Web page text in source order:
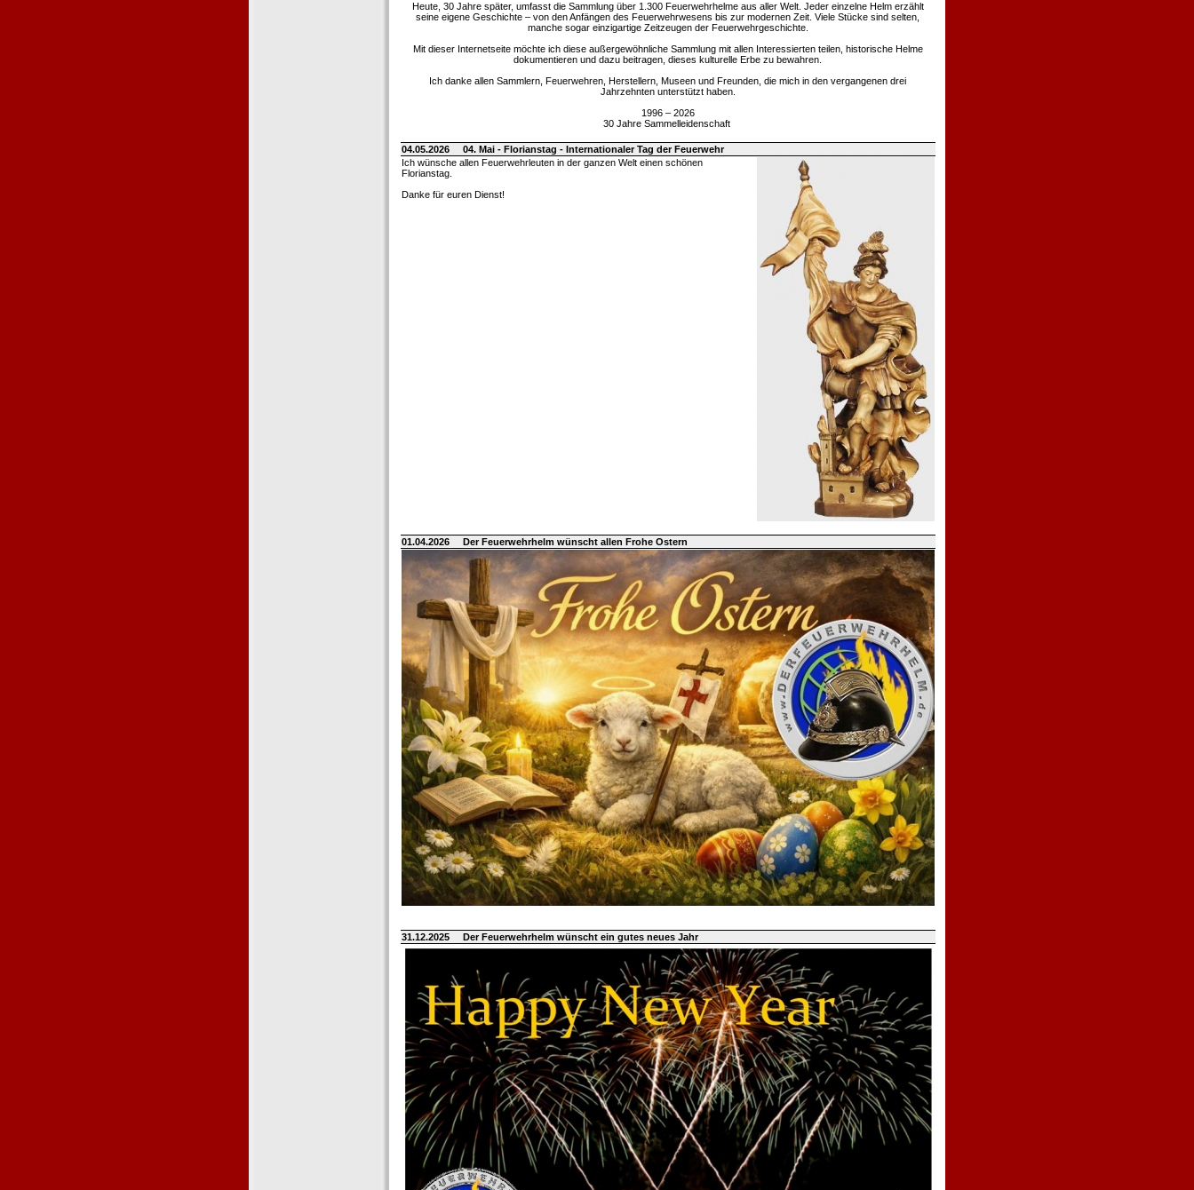
Heute, 30 Jahre später, umfasst die Sammlung über 1.300 Feuerwehrhelme aus aller Welt. Jeder einzelne Helm erzählt
seine eigene Geschichte – von den Anfängen des Feuerwehrwesens bis zur modernen Zeit. Viele Stücke sind selten,
manche sogar einzigartige Zeitzeugen der Feuerwehrgeschichte.
Mit dieser Internetseite möchte ich diese außergewöhnliche Sammlung mit allen Interessierten teilen, historische Helme
dokumentieren und dazu beitragen, dieses kulturelle Erbe zu bewahren.
Ich danke allen Sammlern, Feuerwehren, Herstellern, Museen und Freunden, die mich in den vergangenen drei
Jahrzehnten unterstützt haben.
1996 – 2026
30 Jahre Sammelleidenschaft
04.05.2026
04. Mai - Florianstag - Internationaler Tag der Feuerwehr
Ich wünsche allen Feuerwehrleuten in der ganzen Welt einen schönen
Florianstag.
Danke für euren Dienst!
01.04.2026 Der Feuerwehrhelm wünscht allen Frohe Ostern
31.12.2025 Der Feuerwehrhelm wünscht ein gutes neues Jahr